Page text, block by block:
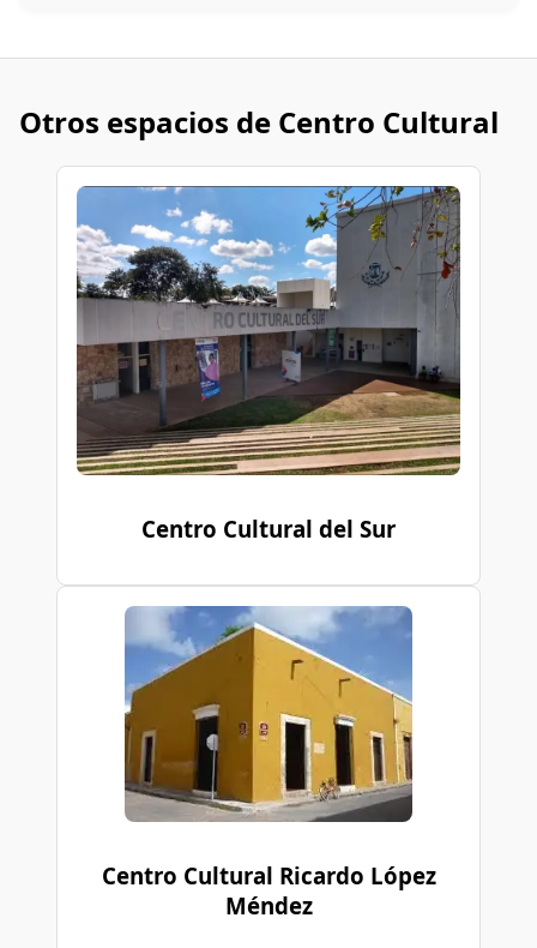
Otros espacios de Centro Cultural
Centro Cultural del Sur
Centro Cultural Ricardo López
Méndez